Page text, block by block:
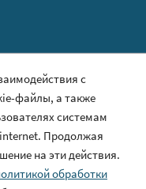
с
файлы, а также
системам
Продолжая
на эти действия.
обработки